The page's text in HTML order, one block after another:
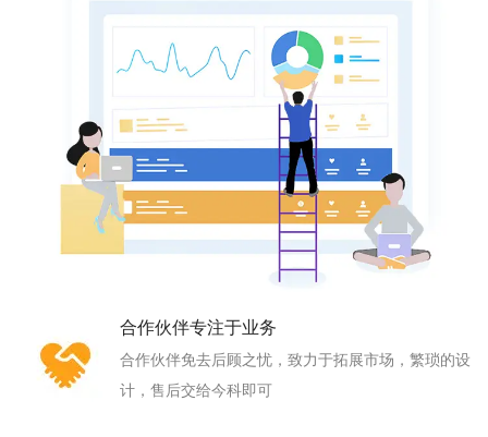
合作伙伴专注于业务
合作伙伴免去后顾之忧，致力于拓展市场，繁琐的设
计，售后交给今科即可